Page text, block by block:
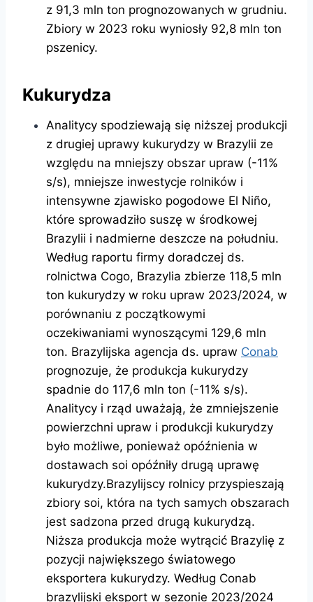
z 91,3 mln ton prognozowanych w grudniu.
Zbiory w 2023 roku wyniosły 92,8 mln ton
pszenicy.
Kukurydza
Analitycy spodziewają się niższej produkcji
z drugiej uprawy kukurydzy w Brazylii ze
względu na mniejszy obszar upraw (-11%
s/s), mniejsze inwestycje rolników i
intensywne zjawisko pogodowe El Niño,
które sprowadziło suszę w środkowej
Brazylii i nadmierne deszcze na południu.
Według raportu firmy doradczej ds.
rolnictwa Cogo, Brazylia zbierze 118,5 mln
ton kukurydzy w roku upraw 2023/2024, w
porównaniu z początkowymi
oczekiwaniami wynoszącymi 129,6 mln
ton. Brazylijska agencja ds. upraw Conab
prognozuje, że produkcja kukurydzy
spadnie do 117,6 mln ton (-11% s/s).
Analitycy i rząd uważają, że zmniejszenie
powierzchni upraw i produkcji kukurydzy
było możliwe, ponieważ opóźnienia w
dostawach soi opóźniły drugą uprawę
kukurydzy.Brazylijscy rolnicy przyspieszają
zbiory soi, która na tych samych obszarach
jest sadzona przed drugą kukurydzą.
Niższa produkcja może wytrącić Brazylię z
pozycji największego światowego
eksportera kukurydzy. Według Conab
brazylijski eksport w sezonie 2023/2024